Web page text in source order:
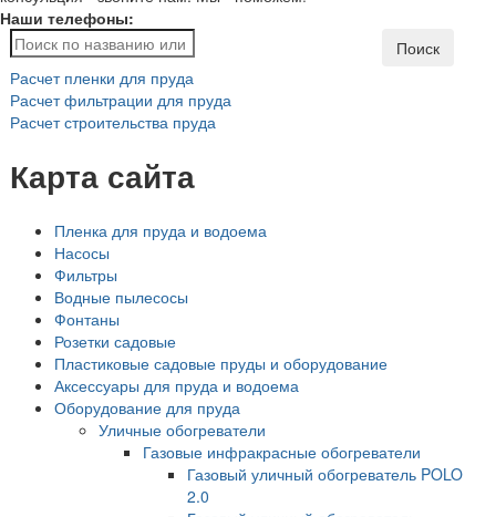
Наши телефоны:
Поиск
Расчет пленки для пруда
Расчет фильтрации для пруда
Расчет строительства пруда
Карта сайта
Пленка для пруда и водоема
Насосы
Фильтры
Водные пылесосы
Фонтаны
Розетки садовые
Пластиковые садовые пруды и оборудование
Аксессуары для пруда и водоема
Оборудование для пруда
Уличные обогреватели
Газовые инфракрасные обогреватели
Газовый уличный обогреватель POLO
2.0